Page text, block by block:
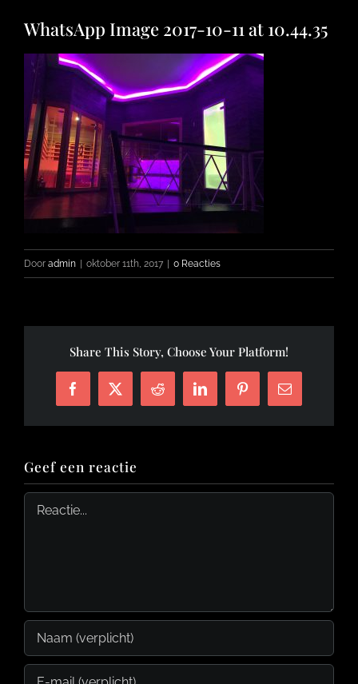
FOTO’S
OPENINGSTIJDEN
CONTACT
WhatsApp Image 2017-10-11 at 10.44.35
Door admin oktober 11th, 2017 0 Reacties
Share This Story, Choose Your Platform!
Facebook
X Reddit LinkedInPinterest
E-
mail
Geef een reactie
Reactie